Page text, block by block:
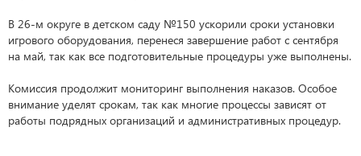
В 26-м округе в детском саду №150 ускорили сроки установки
игрового оборудования, перенеся завершение работ с сентября
на май, так как все подготовительные процедуры уже выполнены.
Комиссия продолжит мониторинг выполнения наказов. Особое
внимание уделят срокам, так как многие процессы зависят от
работы подрядных организаций и административных процедур.